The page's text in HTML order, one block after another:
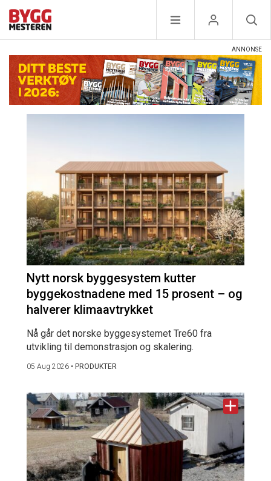
Nytt norsk byggesystem kutter
byggekostnadene med 15 prosent – og
halverer klimaavtrykket
Nå går det norske byggesystemet Tre60 fra
utvikling til demonstrasjon og skalering.
05 Aug 2026 • PRODUKTER